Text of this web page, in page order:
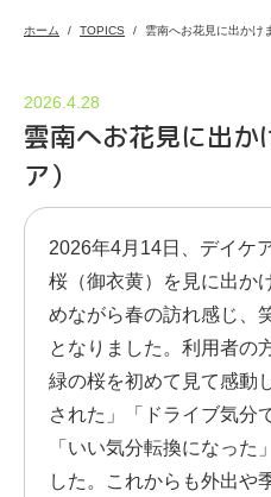
ホーム TOPICS 雲南へお花見に出かけ
2026.4.28
雲南へお花見に出か
ア）
2026年4月14日、デイケ
桜（御衣黄）を見に出か
めながら春の訪れ感じ、
となりました。利用者の
緑の桜を初めて見て感動
された」「ドライブ気分
「いい気分転換になった
した。これからも外出や